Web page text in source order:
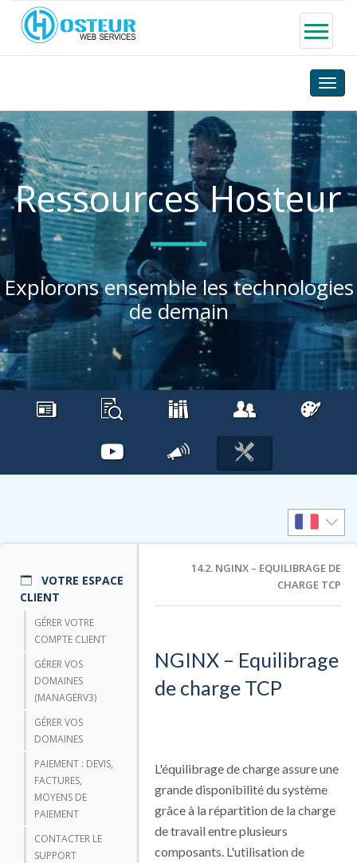
Toggle
Ressources Hosteur
Explorons ensemble les technologies
de demain
VOTRE ESPACE
CLIENT
GÉRER VOTRE
COMPTE CLIENT
GÉRER VOS
DOMAINES
(MANAGERV3)
GÉRER VOS
DOMAINES
PAIEMENT : DEVIS,
FACTURES,
MOYENS DE
PAIEMENT
CONTACTER LE
SUPPORT
14.2. NGINX – EQUILIBRAGE DE
CHARGE TCP
NGINX – Equilibrage
de charge TCP
L'équilibrage de charge assure une
grande disponibilité du système
grâce à la répartition de la charge
de travail entre plusieurs
composants. L'utilisation de